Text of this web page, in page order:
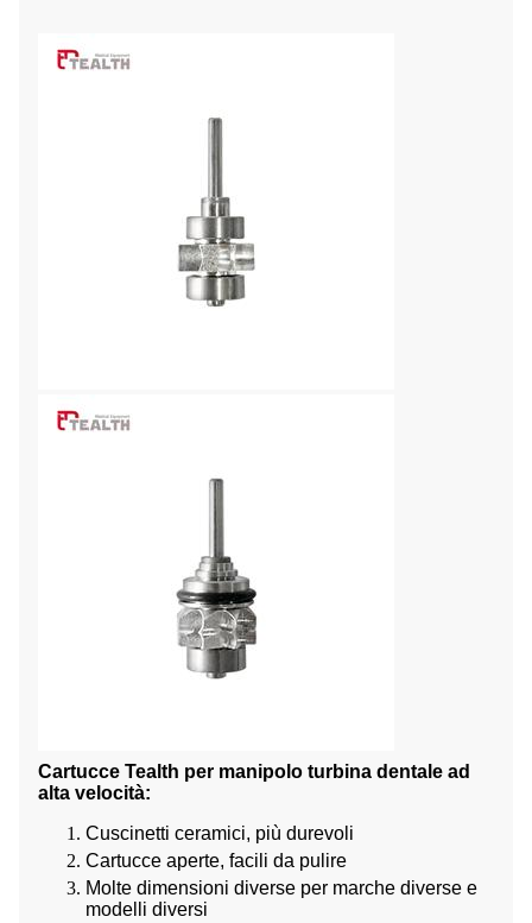
Cartucce Tealth per manipolo turbina dentale ad
alta velocità:
Cuscinetti ceramici, più durevoli
Cartucce aperte, facili da pulire
Molte dimensioni diverse per marche diverse e
modelli diversi